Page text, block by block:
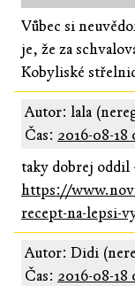
Vůbec si
je, že za
Kobyliské
Autor: lala
Čas: 2016-08-18
taky dobrej oddil
https://
recept-na-lepsi-
Autor: Didi
Čas: 2016-08-18